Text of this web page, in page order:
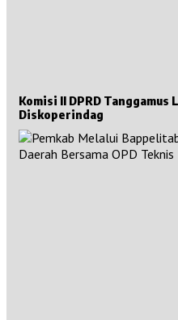
Komisi II DPRD Tanggamus
Diskoperindag